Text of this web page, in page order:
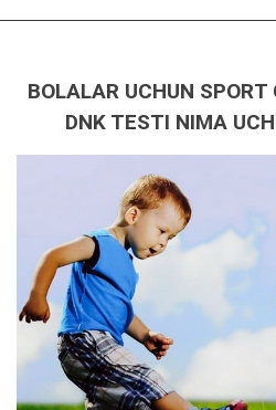
BOLALAR UCHUN
DNK TESTI NIMA